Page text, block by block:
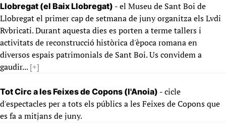
Llobregat (el Baix Llobregat) - el Museu de Sant Boi de
Llobregat el primer cap de setmana de juny organitza els Lvdi
Rvbricati. Durant aquesta dies es porten a terme tallers i
activitats de reconstrucció històrica d'època romana en
diversos espais patrimonials de Sant Boi. Us convidem a
gaudir...[+]
Tot Circ a les Feixes de Copons (l'Anoia) - cicle
d'espectacles per a tots els públics a les Feixes de Copons que
es fa a mitjans de juny.